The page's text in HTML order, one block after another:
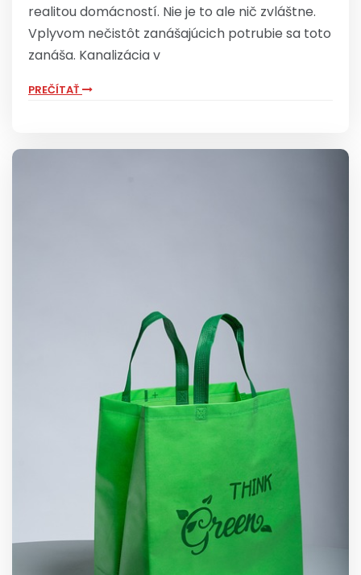
realitou domácností. Nie je to ale nič zvláštne.
Vplyvom nečistôt zanášajúcich potrubie sa toto
zanáša. Kanalizácia v
PREČÍTAŤ